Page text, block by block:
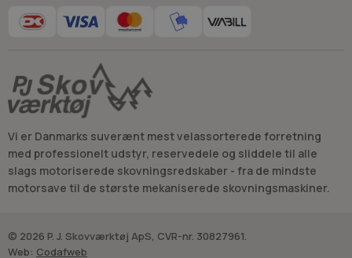
Vi er Danmarks suverænt mest velassorterede forretning
med professionelt udstyr, reservedele og sliddele til alle
slags motoriserede skovningsredskaber - fra de mindste
motorsave til de største mekaniserede skovningsmaskiner.
© 2026 P. J. Skovværktøj ApS, CVR-nr. 30827961.
Web: Codafweb